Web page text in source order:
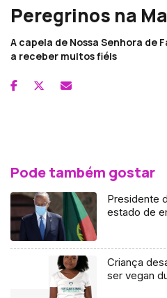
Peregrinos na
A capela de Nossa Senhora de
a receber muitos fiéis
Pode também gostar
Presidente
estado de
Criança
ser vegan